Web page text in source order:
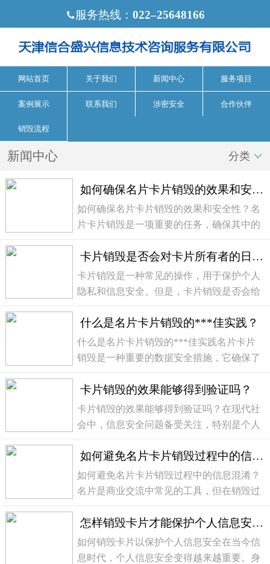
服务热线： 022‒25648166
网站首页 关于我们 新闻中心 服务项目
案例展示 联系我们 涉密安全 合作伙伴
销毁流程
新闻中心 分类 
如何确保名片卡片销毁的效果和安全性？
如何确保名片卡片销毁的效果和安全性？名
片卡片销毁是一项重要的任务，确保其中的
说都非常重要。以下是一些方法和建议，可
以帮助您确保名片卡片销毁的效果和安全
性。定期清理...
卡片销毁是否会对卡片所有者的日常生活带来不便？
卡片销毁是一种常见的操作，用于保护个人
隐私和信息安全。但是，卡片销毁是否会给
从多个方面进行分析，以期得出结论。1. 安
全性卡片销毁确保了个人信息的安全。在现
代社会中，...
什么是名片卡片销毁的***佳实践？
什么是名片卡片销毁的***佳实践名片卡片
销毁是一种重要的数据安全措施，它确保了
随着信息技术的快速发展，许多公司和个人
都在使用名片卡片来交换联系方式。然而，
一旦这些名片...
卡片销毁的效果能够得到验证吗？
卡片销毁的效果能够得到验证吗？在现代社
会中，信息安全问题备受关注，特别是个人
私和确保敏感信息不被不法分子利用，卡片
销毁成为了一种常见的安全措施。人们普遍
认为卡片销...
如何避免名片卡片销毁过程中的信息混淆？
如何避免名片卡片销毁过程中的信息混淆？
名片是商业交流中常见的工具，但在销毁过
息泄露和混淆。下面是一些方法，可以帮助
您正确销毁名片，确保信息的安全。1. 彻底
清理名片信...
怎样销毁卡片才能保护个人信息安全？
如何销毁卡片以保护个人信息安全在当今信
息时代，个人信息安全变得越来越重要。身